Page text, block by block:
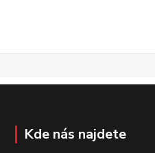
Kde nás najdete